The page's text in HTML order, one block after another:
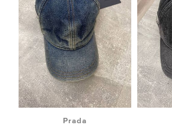
Prada